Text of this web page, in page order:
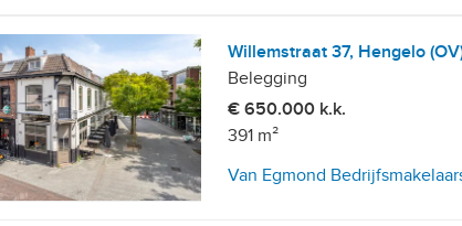
Willemstraat 37, Hengelo
Belegging
€ 650.000 k.k.
391 m²
Van Egmond